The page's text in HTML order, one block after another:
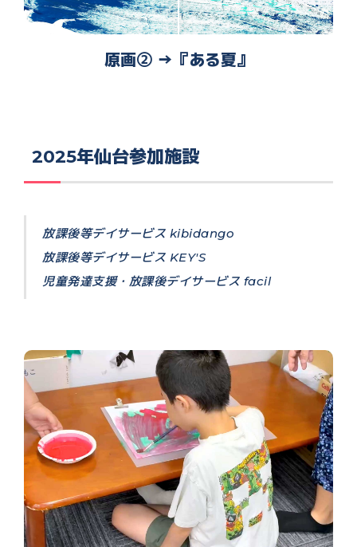
原画② →『ある夏』
2025年仙台参加施設
放課後等デイサービス kibidango
放課後等デイサービス KEY'S
児童発達支援・放課後デイサービス facil